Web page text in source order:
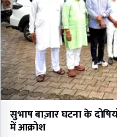
सुभाष बाज़ार घटना के
में आक्रोश